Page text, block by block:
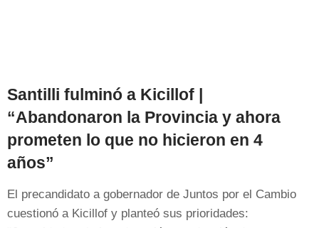
Santilli fulminó a Kicillof |
“Abandonaron la Provincia y ahora
prometen lo que no hicieron en 4
años”
El precandidato a gobernador de Juntos por el Cambio
cuestionó a Kicillof y planteó sus prioridades: